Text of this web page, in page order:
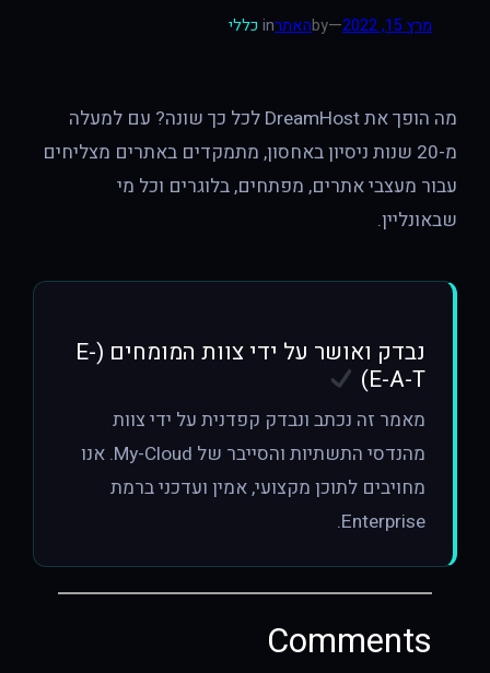
מרץ 15, 2022 —
byהאתרin כללי
מה הופך את DreamHost לכל כך שונה? עם למעלה
מ-20 שנות ניסיון באחסון, מתמקדים באתרים מצליחים
עבור מעצבי אתרים, מפתחים, בלוגרים וכל מי
שבאונליין.
נבדק ואושר על ידי צוות המומחים (E-
E-A-T)
מאמר זה נכתב ונבדק קפדנית על ידי צוות
מהנדסי התשתיות והסייבר של My-Cloud. אנו
מחויבים לתוכן מקצועי, אמין ועדכני ברמת
Enterprise.
Comments